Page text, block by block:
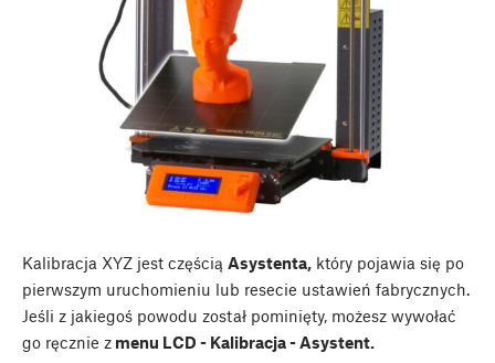
Kalibracja XYZ jest częścią Asystenta, który pojawia się po
pierwszym uruchomieniu lub resecie ustawień fabrycznych.
Jeśli z jakiegoś powodu został pominięty, możesz wywołać
go ręcznie z menu LCD - Kalibracja - Asystent.